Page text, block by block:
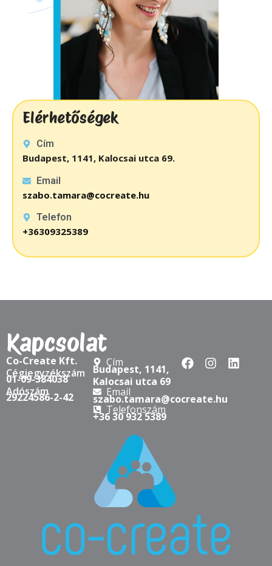
Elérhetőségek
Cím
Budapest, 1141, Kalocsai utca 69.
Email
szabo.tamara@cocreate.hu
Telefon
+36309325389
Kapcsolat
Co-Create Kft.
Cégjegyzékszám
01-09-384038
Adószám
29224586-2-42
Cím
Budapest, 1141,
Kalocsai utca 69
Email
szabo.tamara@cocreate.hu
Telefonszám
+36 30 932 5389